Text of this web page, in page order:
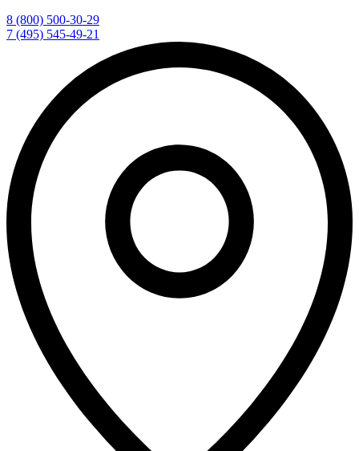
8 (800) 500-30-29
7 (495) 545-49-21